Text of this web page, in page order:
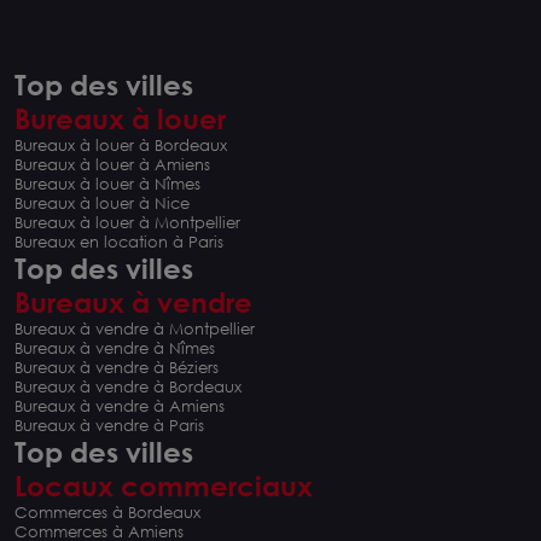
Top des villes
Bureaux à louer
Bureaux à louer à Bordeaux
Bureaux à louer à Amiens
Bureaux à louer à Nîmes
Bureaux à louer à Nice
Bureaux à louer à Montpellier
Bureaux en location à Paris
Top des villes
Bureaux à vendre
Bureaux à vendre à Montpellier
Bureaux à vendre à Nîmes
Bureaux à vendre à Béziers
Bureaux à vendre à Bordeaux
Bureaux à vendre à Amiens
Bureaux à vendre à Paris
Top des villes
Locaux commerciaux
Commerces à Bordeaux
Commerces à Amiens